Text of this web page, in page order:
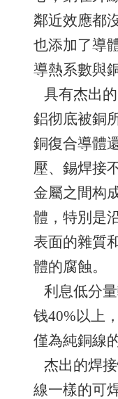
鄰近效應都
也添加了導
導熱系數與
具有杰出
鋁彻底被銅
銅復合導體
壓、錫焊接
金屬之間构
體，特別是
表面的雜質
體的腐蝕。
利息低分
钱40%以上
僅為純銅線
杰出的焊
線一樣的可